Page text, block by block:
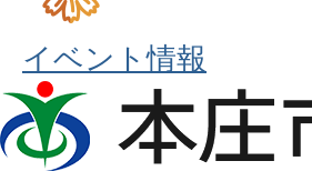
イベント情報
本
庄